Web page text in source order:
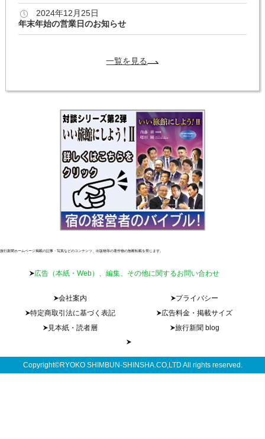
2024年12月25日
年末年始の営業日のお知らせ
一覧を見る
旅行新聞ホームページ掲載の記事・写真などのコンテンツ、出版物等の著作物の無断転載を禁じます。
広告（本紙・Web）、編集、その他に関するお問い合わせ
会社案内
プライバシー
特定商取引法に基づく表記
広告料金・掲載サイズ
見本紙・読者層
旅行新聞 blog
Copyright©RYOKO SHIMBUN-SHINSHA.CO,LTD All rights reserved.